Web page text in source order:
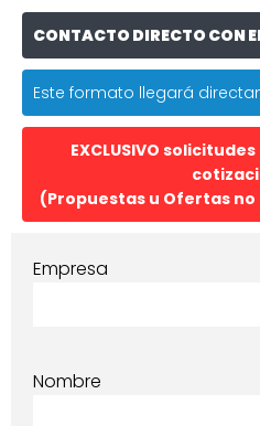
CONTACTO DIRECTO CON
Este formato llegará
EXCLUSIVO
(Propuestas u Ofertas
Empresa
Nombre